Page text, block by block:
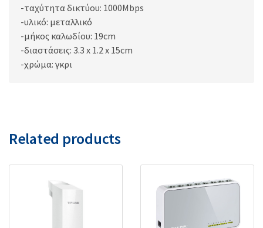
-ταχύτητα δικτύου: 1000Mbps
-υλικό: μεταλλικό
-μήκος καλωδίου: 19cm
-διαστάσεις: 3.3 x 1.2 x 15cm
-χρώμα: γκρι
Related products